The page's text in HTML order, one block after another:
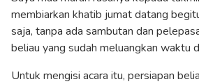
membiarkan khatib jumat datang
saja, tanpa ada sambutan dan
beliau yang sudah meluangkan waktu
Untuk mengisi acara itu, persiapan